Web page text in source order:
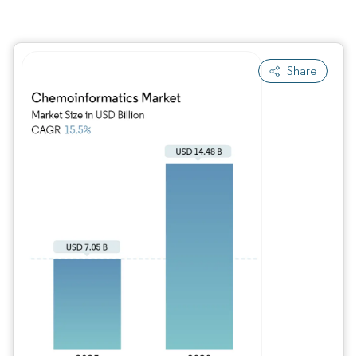
Share